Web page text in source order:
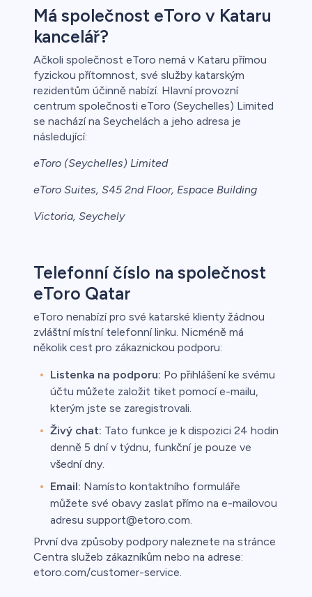
Má společnost eToro v Kataru
kancelář?
Ačkoli společnost eToro nemá v Kataru přímou
fyzickou přítomnost, své služby katarským
rezidentům účinně nabízí. Hlavní provozní
centrum společnosti eToro (Seychelles) Limited
se nachází na Seychelách a jeho adresa je
následující:
eToro (Seychelles) Limited
eToro Suites, S45 2nd Floor, Espace Building
Victoria, Seychely
Telefonní číslo na společnost
eToro Qatar
eToro nenabízí pro své katarské klienty žádnou
zvláštní místní telefonní linku. Nicméně má
několik cest pro zákaznickou podporu:
Listenka na podporu: Po přihlášení ke svému
účtu můžete založit tiket pomocí e-mailu,
kterým jste se zaregistrovali.
Živý chat: Tato funkce je k dispozici 24 hodin
denně 5 dní v týdnu, funkční je pouze ve
všední dny.
Email: Namísto kontaktního formuláře
můžete své obavy zaslat přímo na e-mailovou
adresu support@etoro.com.
První dva způsoby podpory naleznete na stránce
Centra služeb zákazníkům nebo na adrese:
etoro.com/customer-service.